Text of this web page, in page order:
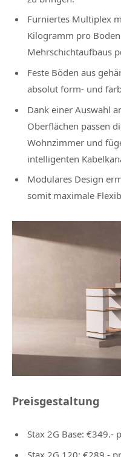
Furniertes Multiplex
Kilogramm pro
Mehrschichtaufbaus
Feste Böden aus
absolut form- und
Dank einer Auswahl
Oberflächen passen
Wohnzimmer und
intelligenten
Modulares Design
somit maximale
Preisgestaltung
Stax 2G Base: €349.-
Stax 2G 120: €289.-